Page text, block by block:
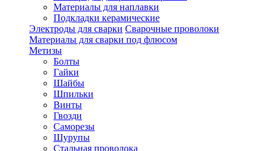
Материалы для наплавки
Подкладки керамические
Электроды для сварки Сварочные проволоки
Материалы для сварки под флюсом
Метизы
Болты
Гайки
Шайбы
Шпильки
Винты
Гвозди
Саморезы
Шурупы
Стальная проволока